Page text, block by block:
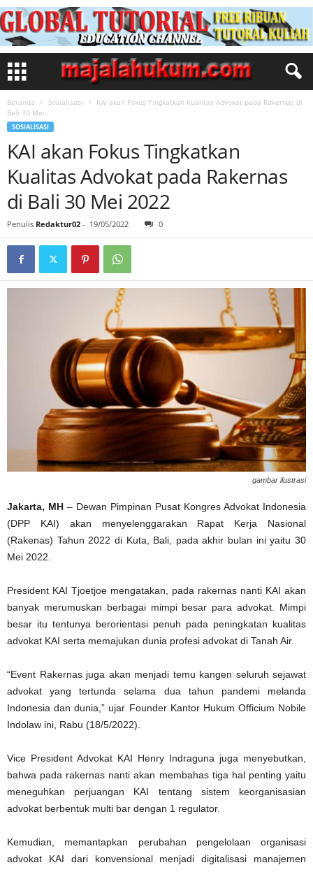
Beranda Sosialisasi
KAI akan Fokus Tingkatkan Kualitas Advokat pada Rakernas di
Bali 30 Mei...
SOSIALISASI
KAI akan Fokus Tingkatkan
Kualitas Advokat pada Rakernas
di Bali 30 Mei 2022
Penulis Redaktur02 - 19/05/2022 0
gambar ilustrasi
Jakarta, MH – Dewan Pimpinan Pusat Kongres Advokat Indonesia
(DPP KAI) akan menyelenggarakan Rapat Kerja Nasional
(Rakenas) Tahun 2022 di Kuta, Bali, pada akhir bulan ini yaitu 30
Mei 2022.
President KAI Tjoetjoe mengatakan, pada rakernas nanti KAI akan
banyak merumuskan berbagai mimpi besar para advokat. Mimpi
besar itu tentunya berorientasi penuh pada peningkatan kualitas
advokat KAI serta memajukan dunia profesi advokat di Tanah Air.
“Event Rakernas juga akan menjadi temu kangen seluruh sejawat
advokat yang tertunda selama dua tahun pandemi melanda
Indonesia dan dunia,” ujar Founder Kantor Hukum Officium Nobile
Indolaw ini, Rabu (18/5/2022).
Vice President Advokat KAI Henry Indraguna juga menyebutkan,
bahwa pada rakernas nanti akan membahas tiga hal penting yaitu
meneguhkan perjuangan KAI tentang sistem keorganisasian
advokat berbentuk multi bar dengan 1 regulator.
Kemudian, memantapkan perubahan pengelolaan organisasi
advokat KAI dari konvensional menjadi digitalisasi manajemen